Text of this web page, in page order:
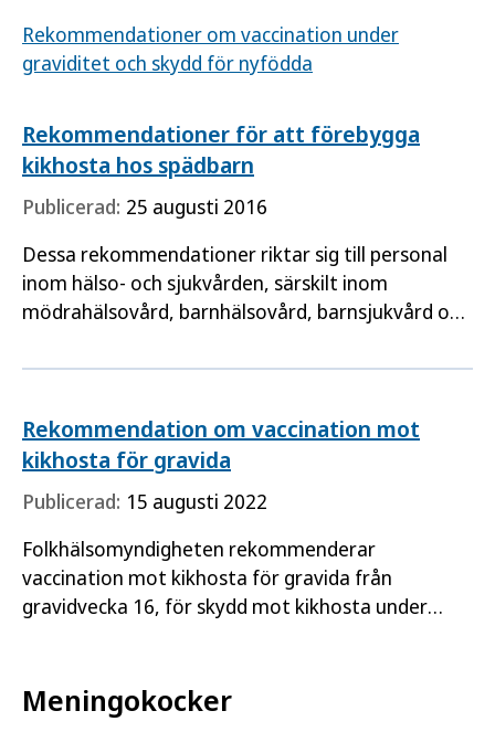
Rekommendationer om vaccination under
graviditet och skydd för nyfödda
Rekommendationer för att förebygga
kikhosta hos spädbarn
Publicerad: 25 augusti 2016
Dessa rekommendationer riktar sig till personal
inom hälso- och sjukvården, särskilt inom
mödrahälsovård, barnhälsovård, barnsjukvård och
svårt sjuka i kikhosta.
Rekommendation om vaccination mot
kikhosta för gravida
Publicerad: 15 augusti 2022
Folkhälsomyndigheten rekommenderar
vaccination mot kikhosta för gravida från
gravidvecka 16, för skydd mot kikhosta under
Meningokocker